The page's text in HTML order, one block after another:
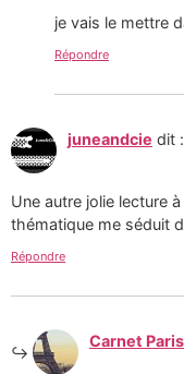
je vais le mettre
Répondre
juneandcie dit :
Une autre jolie lecture
thématique me séduit
Répondre
Carnet